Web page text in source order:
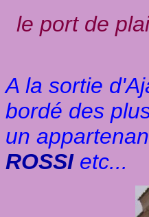
le port de
A la sortie
bordé des
un
ROSSIetc...